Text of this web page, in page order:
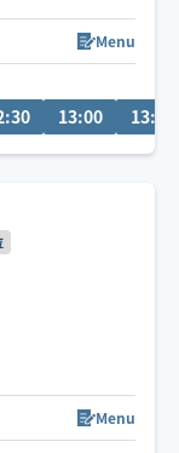
ざいます🫧
ています🐚🫧
Menu
13:00 13:30
Menu